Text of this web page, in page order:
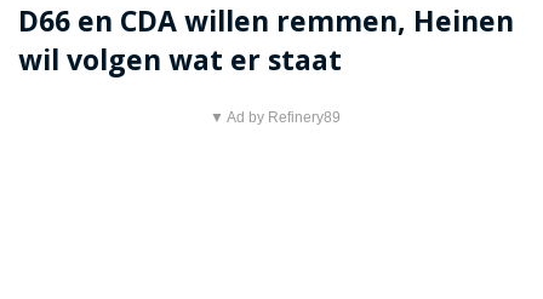
D66 en CDA willen remmen, Heinen
wil volgen wat er staat
▼ Ad by Refinery89